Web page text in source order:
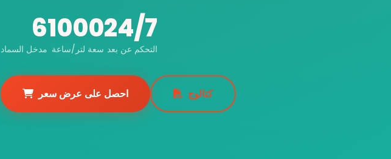
6
مدخل السماد
1000
سعة لتر/ساعة
24/7
التحكم عن بعد
احصل على عرض سعر كتالوج